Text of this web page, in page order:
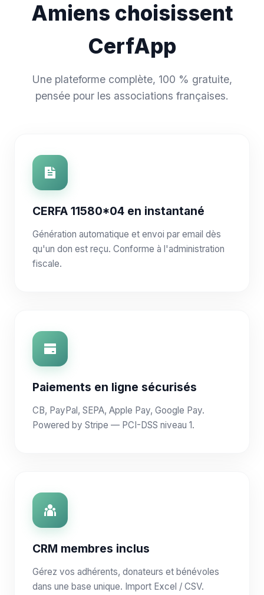
Amiens choisissent
CerfApp
Une plateforme complète, 100 % gratuite,
pensée pour les associations françaises.
CERFA 11580*04 en instantané
Génération automatique et envoi par email dès
qu'un don est reçu. Conforme à l'administration
fiscale.
Paiements en ligne sécurisés
CB, PayPal, SEPA, Apple Pay, Google Pay.
Powered by Stripe — PCI-DSS niveau 1.
CRM membres inclus
Gérez vos adhérents, donateurs et bénévoles
dans une base unique. Import Excel / CSV.